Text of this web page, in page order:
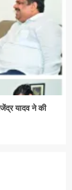
यादव ने की